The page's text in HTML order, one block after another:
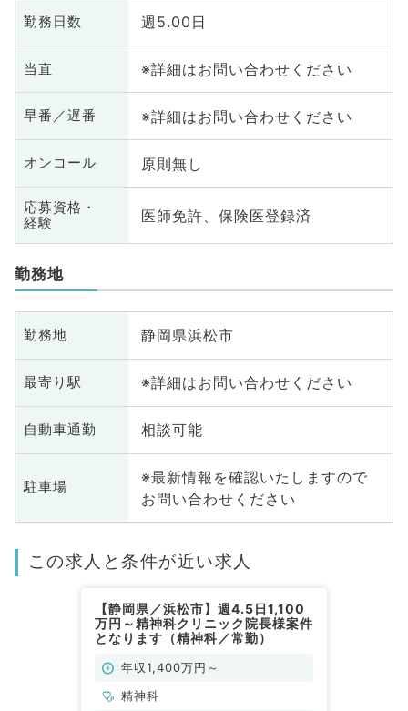
勤務日数 週5.00日
当直 ※詳細はお問い合わせください
早番／遅番 ※詳細はお問い合わせください
オンコール 原則無し
応募資格・
経験
医師免許、保険医登録済
勤務地
勤務地 静岡県浜松市
最寄り駅 ※詳細はお問い合わせください
自動車通勤 相談可能
駐車場
※最新情報を確認いたしますので
お問い合わせください
この求人と条件が近い求人
【静岡県／浜松市】週4.5日1,100
万円～精神科クリニック院長様案件
となります（精神科／常勤）
年収1,400万円～
精神科